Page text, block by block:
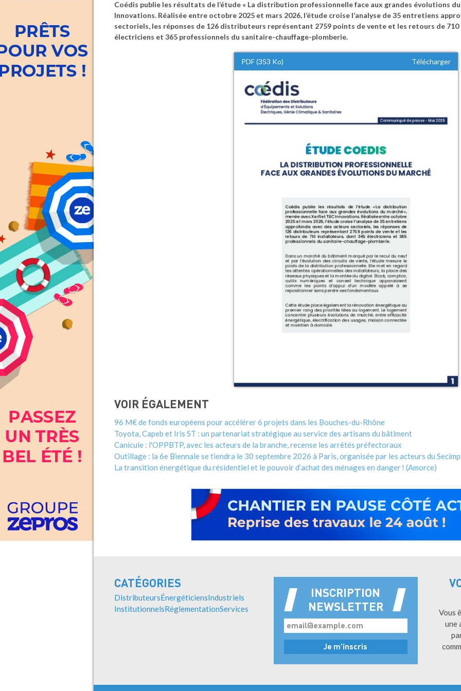
Coédis publie les résultats de l’étude « La distribution professionnelle face aux grandes évolutions du
Innovations. Réalisée entre octobre 2025 et mars 2026, l’étude croise l’analyse de 35 entretiens
sectoriels, les réponses de 126 distributeurs représentant 2759 points de vente et les retours de
électriciens et 365 professionnels du sanitaire-chauffage-plomberie.
PDF (353 Ko) Télécharger
VOIR ÉGALEMENT
96 M€ de fonds européens pour accélérer 6 projets dans les Bouches-du-Rhône
Toyota, Capeb et Iris ST : un partenariat stratégique au service des artisans du bâtiment
Canicule : l'OPPBTP, avec les acteurs de la branche, recense les arrêtés préfectoraux
Outillage : la 6e Biennale se tiendra le 30 septembre 2026 à Paris, organisée par les acteurs du
La transition énergétique du résidentiel et le pouvoir d’achat des ménages en danger ! (Amorce)
CATÉGORIES
DistributeursÉnergéticiensIndustriels
InstitutionnelsRéglementationServices
INSCRIPTION
NEWSLETTER
Vous
une